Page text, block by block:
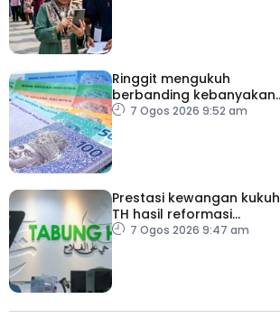
Ringgit mengukuh
berbanding kebanyakan
mata wang utama, stabil
7 Ogos 2026 9:52 am
Prestasi kewangan kukuh
TH hasil reformasi
institusi, pelaksanaan
7 Ogos 2026 9:47 am